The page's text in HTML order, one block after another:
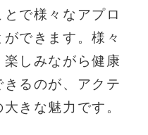
で様々なアプロ
できます。様々
しみながら健康
るのが、アクテ
きな魅力です。